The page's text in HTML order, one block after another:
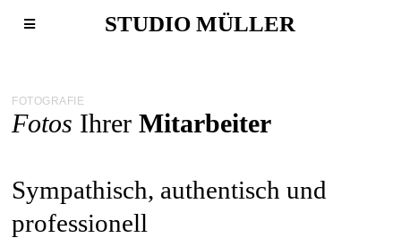
STUDIO MÜLLER
FOTOGRAFIE
Fotos IhrerMitarbeiter
Sympathisch, authentisch und
professionell